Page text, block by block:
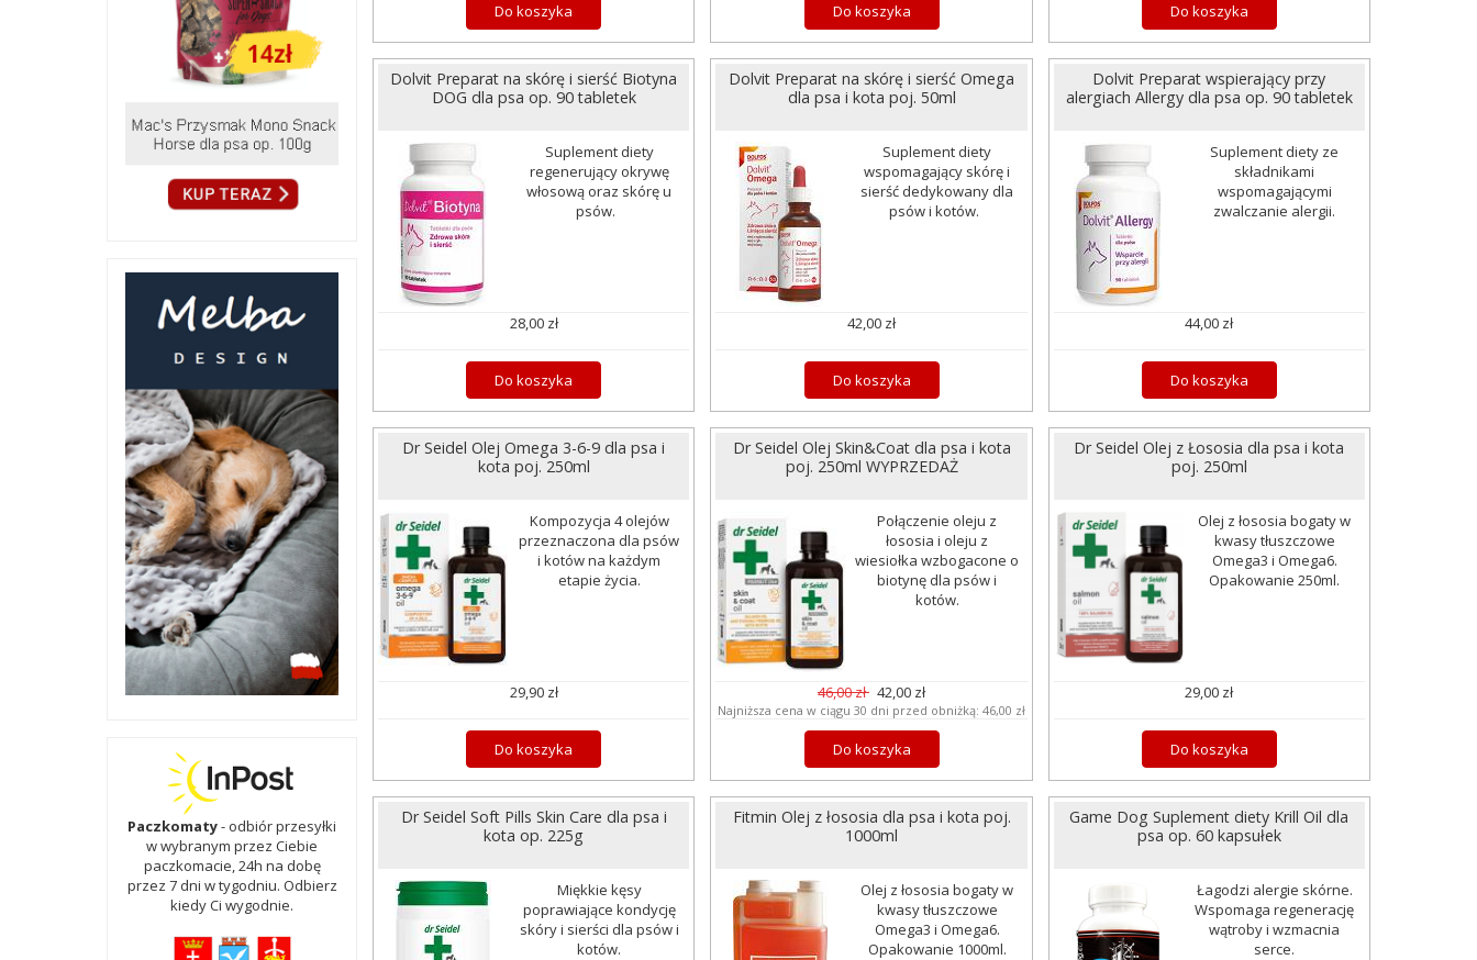
Do koszyka Do koszyka Do koszyka
Dolvit Preparat na skórę i sierść Biotyna
DOG dla psa op. 90 tabletek
Suplement diety
regenerujący okrywę
włosową oraz skórę u
psów.
28,00 zł
Do koszyka
Dolvit Preparat na skórę i sierść Omega
dla psa i kota poj. 50ml
Suplement diety
wspomagający skórę i
sierść dedykowany dla
psów i kotów.
42,00 zł
Do koszyka
Dolvit Preparat wspierający przy
alergiach Allergy dla psa op. 90 tabletek
Suplement diety ze
składnikami
wspomagającymi
zwalczanie alergii.
44,00 zł
Do koszyka
Dr Seidel Olej Omega 3-6-9 dla psa i
kota poj. 250ml
Kompozycja 4 olejów
przeznaczona dla psów
i kotów na każdym
etapie życia.
29,90 zł
Do koszyka
Dr Seidel Olej Skin&Coat dla psa i kota
poj. 250ml WYPRZEDAŻ
Połączenie oleju z
łososia i oleju z
wiesiołka wzbogacone o
biotynę dla psów i
kotów.
46,00 zł 42,00 zł
Najniższa cena w ciągu 30 dni przed obniżką:46,00 zł
Do koszyka
Dr Seidel Olej z Łososia dla psa i kota
poj. 250ml
Olej z łososia bogaty w
kwasy tłuszczowe
Omega3 i Omega6.
Opakowanie 250ml.
29,00 zł
Do koszyka
Dr Seidel Soft Pills Skin Care dla psa i
kota op. 225g
Miękkie kęsy
poprawiające kondycję
skóry i sierści dla psów i
kotów.
Fitmin Olej z łososia dla psa i kota poj.
1000ml
Olej z łososia bogaty w
kwasy tłuszczowe
Omega3 i Omega6.
Opakowanie 1000ml.
Game Dog Suplement diety Krill Oil dla
psa op. 60 kapsułek
Łagodzi alergie skórne.
Wspomaga regenerację
wątroby i wzmacnia
serce.
Paczkomaty- odbiór przesyłki
w wybranym przez Ciebie
paczkomacie, 24h na dobę
przez 7 dni w tygodniu. Odbierz
kiedy Ci wygodnie.